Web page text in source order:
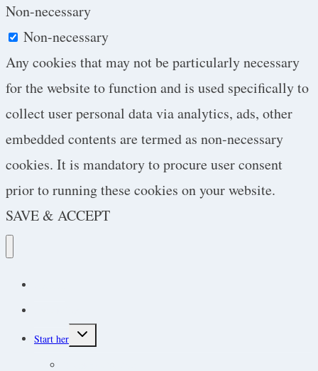
Non-necessary
Non-necessary
Any cookies that may not be particularly necessary
for the website to function and is used specifically to
collect user personal data via analytics, ads, other
embedded contents are termed as non-necessary
cookies. It is mandatory to procure user consent
prior to running these cookies on your website.
SAVE & ACCEPT
Start her
Toggle